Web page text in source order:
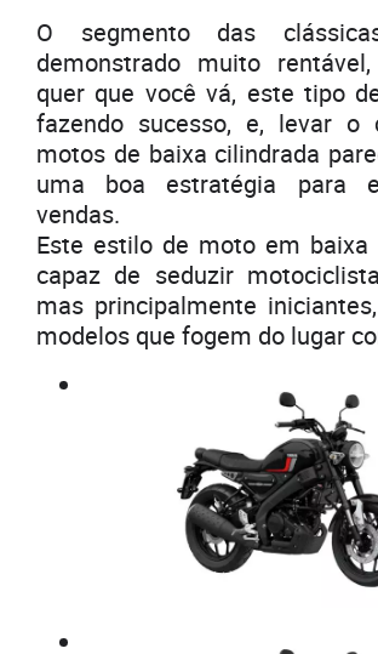
O segmento das
demonstrado muito
quer que você vá, este tipo
fazendo sucesso, e, levar o
motos de baixa cilindrada
uma boa estratégia para
vendas.
Este estilo de moto em baixa
capaz de seduzir
mas principalmente
modelos que fogem do lugar